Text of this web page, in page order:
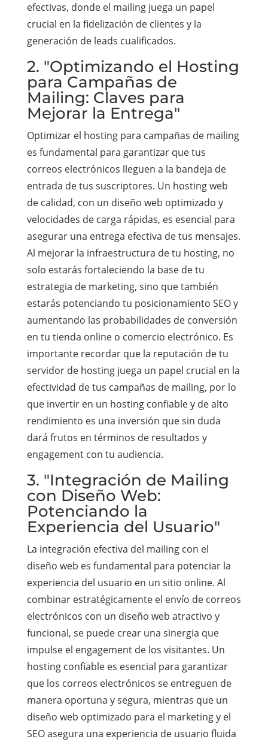
efectivas, donde el mailing juega un papel
crucial en la fidelización de clientes y la
generación de leads cualificados.
2. "Optimizando el Hosting
para Campañas de
Mailing: Claves para
Mejorar la Entrega"
Optimizar el hosting para campañas de mailing
es fundamental para garantizar que tus
correos electrónicos lleguen a la bandeja de
entrada de tus suscriptores. Un hosting web
de calidad, con un diseño web optimizado y
velocidades de carga rápidas, es esencial para
asegurar una entrega efectiva de tus mensajes.
Al mejorar la infraestructura de tu hosting, no
solo estarás fortaleciendo la base de tu
estrategia de marketing, sino que también
estarás potenciando tu posicionamiento SEO y
aumentando las probabilidades de conversión
en tu tienda online o comercio electrónico. Es
importante recordar que la reputación de tu
servidor de hosting juega un papel crucial en la
efectividad de tus campañas de mailing, por lo
que invertir en un hosting confiable y de alto
rendimiento es una inversión que sin duda
dará frutos en términos de resultados y
engagement con tu audiencia.
3. "Integración de Mailing
con Diseño Web:
Potenciando la
Experiencia del Usuario"
La integración efectiva del mailing con el
diseño web es fundamental para potenciar la
experiencia del usuario en un sitio online. Al
combinar estratégicamente el envío de correos
electrónicos con un diseño web atractivo y
funcional, se puede crear una sinergia que
impulse el engagement de los visitantes. Un
hosting confiable es esencial para garantizar
que los correos electrónicos se entreguen de
manera oportuna y segura, mientras que un
diseño web optimizado para el marketing y el
SEO asegura una experiencia de usuario fluida